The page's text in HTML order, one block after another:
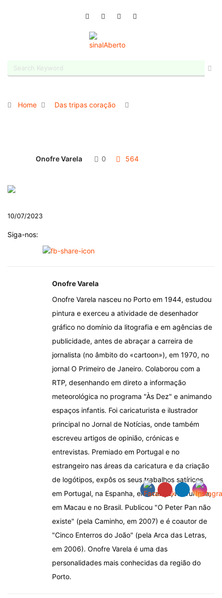
Home Das tripas coração
Onofre Varela 0 564
10/07/2023
Siga-nos:
Onofre Varela
Onofre Varela nasceu no Porto em 1944, estudou
pintura e exerceu a atividade de desenhador
gráfico no domínio da litografia e em agências de
publicidade, antes de abraçar a carreira de
jornalista (no âmbito do «cartoon»), em 1970, no
jornal O Primeiro de Janeiro. Colaborou com a
RTP, desenhando em direto a informação
meteorológica no programa "Às Dez" e animando
espaços infantis. Foi caricaturista e ilustrador
principal no Jornal de Notícias, onde também
escreveu artigos de opinião, crónicas e
entrevistas. Premiado em Portugal e no
estrangeiro nas áreas da caricatura e da criação
de logótipos, expôs os seus trabalhos satíricos
em Portugal, na Espanha, em França, na Turquia,
em Macau e no Brasil. Publicou "O Peter Pan não
existe" (pela Caminho, em 2007) e é coautor de
"Cinco Enterros do João" (pela Arca das Letras,
em 2006). Onofre Varela é uma das
personalidades mais conhecidas da região do
Porto.